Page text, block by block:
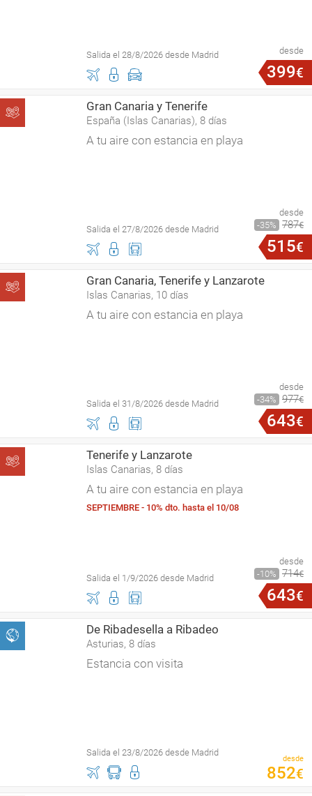
Salida el 28/8/2026 desde Madrid desde
399€
Gran Canaria y Tenerife
España (Islas Canarias), 8 días
A tu aire con estancia en playa
Salida el 27/8/2026 desde Madrid
desde
35
787€
515€
Gran Canaria, Tenerife y Lanzarote
Islas Canarias, 10 días
A tu aire con estancia en playa
Salida el 31/8/2026 desde Madrid
desde
34
977€
643€
Tenerife y Lanzarote
Islas Canarias, 8 días
A tu aire con estancia en playa
SEPTIEMBRE - 10% dto. hasta el 10/08
Salida el 1/9/2026 desde Madrid
desde
10
714€
643€
De Ribadesella a Ribadeo
Asturias, 8 días
Estancia con visita
Salida el 23/8/2026 desde Madrid
desde
852€